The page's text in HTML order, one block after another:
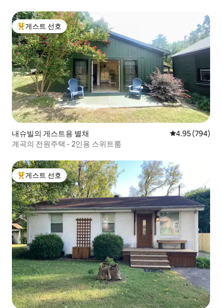
상위 게스트 선호
게스트 선호
내슈빌의 게스트용 별채 평점 4.95점(5
4.95 (794)
계곡의 전원주택 - 2인용 스위트룸
상위 게스트 선호
게스트 선호